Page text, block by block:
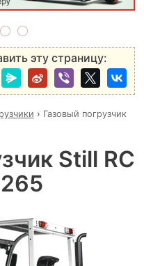
эту страницу:
› Газовый погрузчик
Still RC